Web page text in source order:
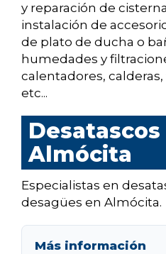
y reparación de
instalación de
de plato de ducha o
humedades y
calentadores,
etc...
Desatascos
Almócita
Especialistas en
desagües en Almócita.
Más información